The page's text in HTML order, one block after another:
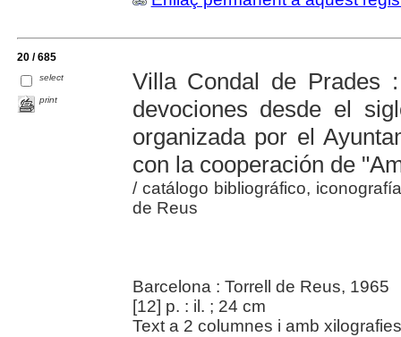
20 / 685
select
print
Villa Condal de Prades
devociones desde el
organizada por el
con la cooperación de
/ catálogo bibliográfico,
de Reus
Barcelona : Torrell de Reus, 1965
[12] p. : il. ; 24 cm
Text a 2 columnes i amb